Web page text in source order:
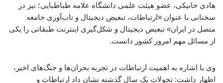
هادی خانیکی، عضو هیئت علمی دانشگاه علامه طباطبایی؛ نیز در
سخنانی با عنوان «ارتباطات، تبعیض دیجیتال و تاب‌آوری جامعه
متصل در ایران» تبعیض دیجیتال و شکل‌گیری اینترنت طبقاتی را یکی
از مسائل مهم امروز کشور دانست.
وی با اشاره به اهمیت ارتباطات در تجربه بحران‌ها و جنگ‌های اخیر،
اظهار داشت: تحولات یک سال گذشته نشان داد ارتباطات و